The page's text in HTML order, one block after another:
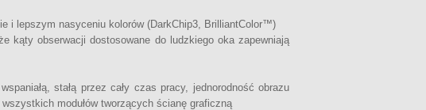
i lepszym nasyceniu kolorów (DarkChip3, BrilliantColor™)
kąty obserwacji dostosowane do ludzkiego oka zapewniają
stałą przez cały czas pracy, jednorodność obrazu
modułów tworzących ścianę graficzną